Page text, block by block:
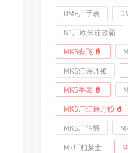
OME厂手表
N1厂欧米茄超霸
MKS蝶飞
MKS江诗丹顿
MKS手表
MKS厂江诗丹顿
MKS厂伯爵
M+厂柏莱士